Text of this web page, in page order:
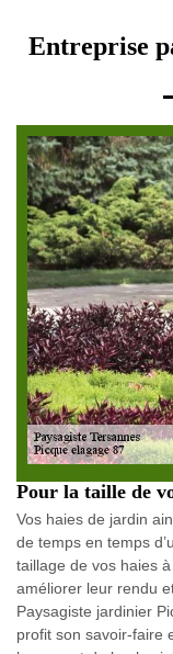
Entreprise
Pour la taille de
Vos haies de jardin
de temps en temps
taillage de vos haies
améliorer leur rendu
Paysagiste jardinier
profit son savoir-faire